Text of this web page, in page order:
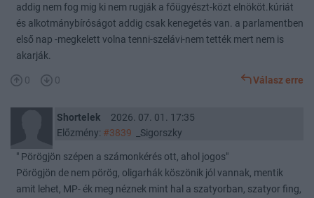
addig nem fog mig ki nem rugják a főügyészt-közt elnököt.kúriát
és alkotmánybíróságot addig csak kenegetés van. a parlamentben
első nap -megkelett volna tenni-szelávi-nem tették mert nem is
akarják.
0 0 Válasz erre
Shortelek
2026. 07. 01. 17:35
Előzmény: #3839 _Sigorszky
" Pörögjön szépen a számonkérés ott, ahol jogos"
Pörögjön de nem pörög, oligarhák köszönik jól vannak, mentik
amit lehet, MP- ék meg néznek mint hal a szatyorban, szatyor fing,